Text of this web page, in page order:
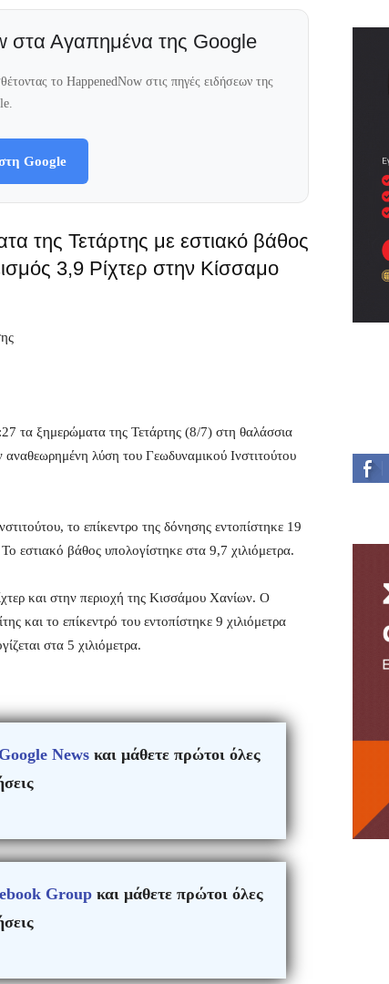
στα Αγαπημένα της Google
το HappenedNow στις πηγές ειδήσεων της
Google
της Τετάρτης με εστιακό βάθος
3,9 Ρίχτερ στην Κίσσαμο
τα ξημερώματα της Τετάρτης (8/7) στη θαλάσσια
λύση του Γεωδυναμικού Ινστιτούτου
το επίκεντρο της δόνησης εντοπίστηκε 19
εστιακό βάθος υπολογίστηκε στα 9,7 χιλιόμετρα.
και στην περιοχή της Κισσάμου Χανίων. Ο
και το επίκεντρό του εντοπίστηκε 9 χιλιόμετρα
στα 5 χιλιόμετρα.
News και μάθετε πρώτοι όλες
Group και μάθετε πρώτοι όλες